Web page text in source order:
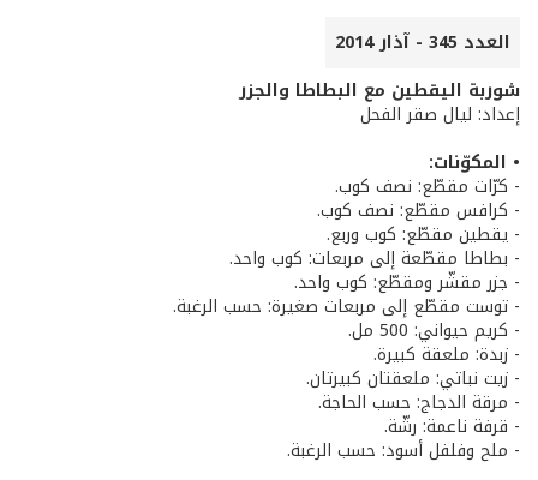
العدد 345 - آذار 2014
شوربة اليقطين مع البطاطا والجزر
إعداد: ليال صقر الفحل
• المكوّنات:
- كرّات مقطّع: نصف كوب.
- كرافس مقطّع: نصف كوب.
- يقطين مقطّع: كوب وربع.
- بطاطا مقطّعة إلى مربعات: كوب واحد.
- جزر مقشّر ومقطّع: كوب واحد.
- توست مقطّع إلى مربعات صغيرة: حسب الرغبة.
- كريم حيواني: 500 مل.
- زبدة: ملعقة كبيرة.
- زيت نباتي: ملعقتان كبيرتان.
- مرقة الدجاج: حسب الحاجة.
- قرفة ناعمة: رشّة.
- ملح وفلفل أسود: حسب الرغبة.